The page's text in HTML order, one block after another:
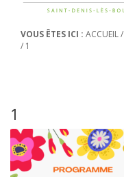
VOUS ÊTES ICI : ACCUEIL/
/ 1
1